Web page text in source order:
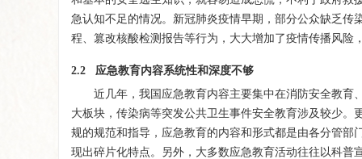
急认知不足的情况。新冠肺炎疫情早期，部分公众缺乏
程、篡改核酸检测报告等行为，大大增加了疫情传播风
2.2 应急教育内容系统性和深度不够
近几年，我国应急教育内容主要集中在消防安全教
大板块，传染病等突发公共卫生事件安全教育涉及较少
规的规范和指导，应急教育的内容和形式都是由各分管
现出碎片化特点。另外，大多数应急教育活动往往以科